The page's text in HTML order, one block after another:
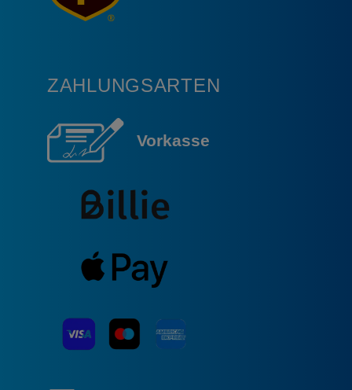
ZAHLUNGSARTEN
Vorkasse